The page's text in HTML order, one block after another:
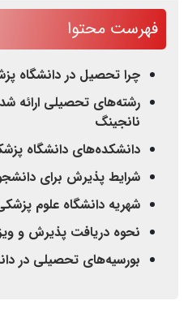
فهرست محتوا
چرا تحصیل در دانشگاه
رشته‌های تحصیلی ارائه
نانجینگ
دانشکده‌های دانشگاه
شرایط پذیرش برای
شهریه دانشگاه علوم
نحوه دریافت پذیرش و
بورسیه‌های تحصیلی در